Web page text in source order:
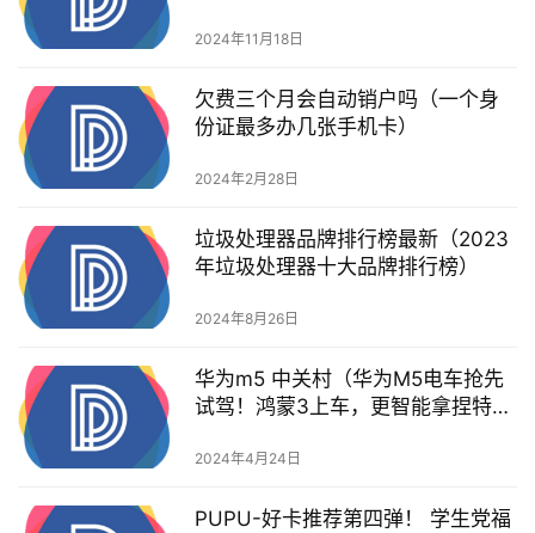
2024年11月18日
欠费三个月会自动销户吗（一个身
份证最多办几张手机卡）
2024年2月28日
垃圾处理器品牌排行榜最新（2023
年垃圾处理器十大品牌排行榜）
2024年8月26日
华为m5 中关村（华为M5电车抢先
试驾！鸿蒙3上车，更智能拿捏特斯
2024年4月24日
PUPU-好卡推荐第四弹！ 学生党福